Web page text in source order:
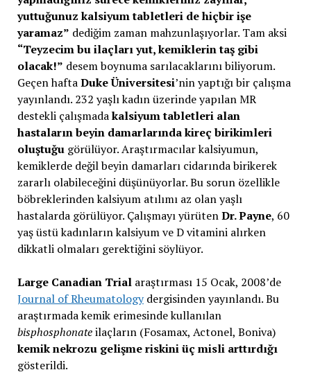
yuttuğunuz kalsiyum tabletleri de hiçbir işe
yaramaz” dediğim zaman mahzunlaşıyorlar. Tam aksi
“Teyzecim bu ilaçları yut, kemiklerin taş gibi
olacak!” desem boynuma sarılacaklarını biliyorum.
Geçen haftaDuke Üniversitesi’nin yaptığı bir çalışma
yayınlandı. 232 yaşlı kadın üzerinde yapılan MR
destekli çalışmadakalsiyum tabletleri alan
hastaların beyin damarlarında kireç birikimleri
oluştuğugörülüyor. Araştırmacılar kalsiyumun,
kemiklerde değil beyin damarları cidarında birikerek
zararlı olabileceğini düşünüyorlar. Bu sorun özellikle
böbreklerinden kalsiyum atılımı az olan yaşlı
hastalarda görülüyor. Çalışmayı yürütenDr. Payne, 60
yaş üstü kadınların kalsiyum ve D vitamini alırken
dikkatli olmaları gerektiğini söylüyor.
Large Canadian Trialaraştırması 15 Ocak, 2008’de
Journal of Rheumatologydergisinden yayınlandı. Bu
araştırmada kemik erimesinde kullanılan
bisphosphonateilaçların (Fosamax, Actonel, Boniva)
kemik nekrozu gelişme riskini üç misli arttırdığı
gösterildi.